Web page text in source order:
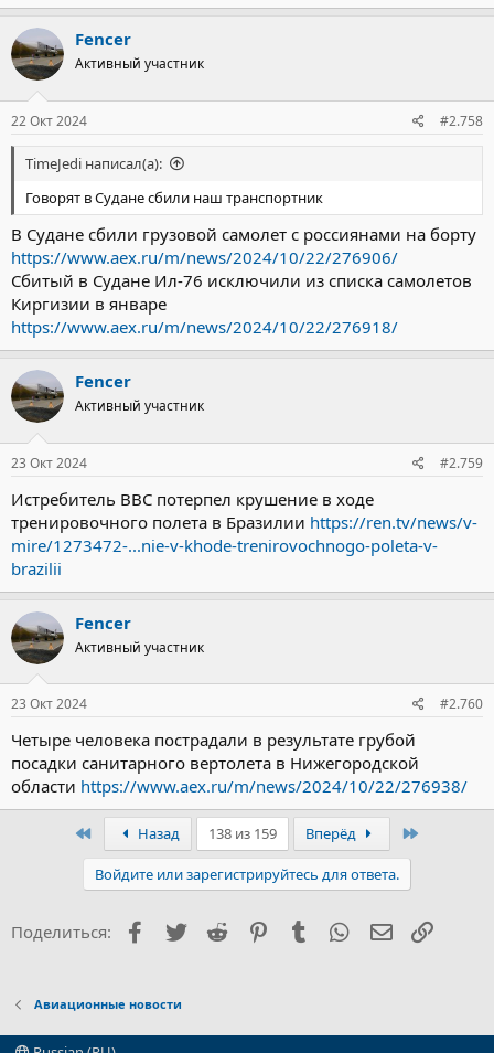
Fencer
Активный участник
22 Окт 2024 #2.758
TimeJedi написал(а):
Говорят в Судане сбили наш транспортник
В Судане сбили грузовой самолет с россиянами на борту
https://www.aex.ru/m/news/2024/10/22/276906/
Сбитый в Судане Ил-76 исключили из списка самолетов
Киргизии в январе
https://www.aex.ru/m/news/2024/10/22/276918/
Fencer
Активный участник
23 Окт 2024 #2.759
Истребитель ВВС потерпел крушение в ходе
тренировочного полета в Бразилии https://ren.tv/news/v-
mire/1273472-...nie-v-khode-trenirovochnogo-poleta-v-
brazilii
Fencer
Активный участник
23 Окт 2024 #2.760
Четыре человека пострадали в результате грубой
посадки санитарного вертолета в Нижегородской
области https://www.aex.ru/m/news/2024/10/22/276938/
ПервыйНазад 138 из 159 Вперёд
Войдите или зарегистрируйтесь для ответа.
Поделиться: Facebook
Twitter Reddit PinterestTumblr WhatsApp
Авиационные новости